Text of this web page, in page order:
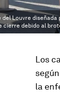
Louvre
debido al
Los
la